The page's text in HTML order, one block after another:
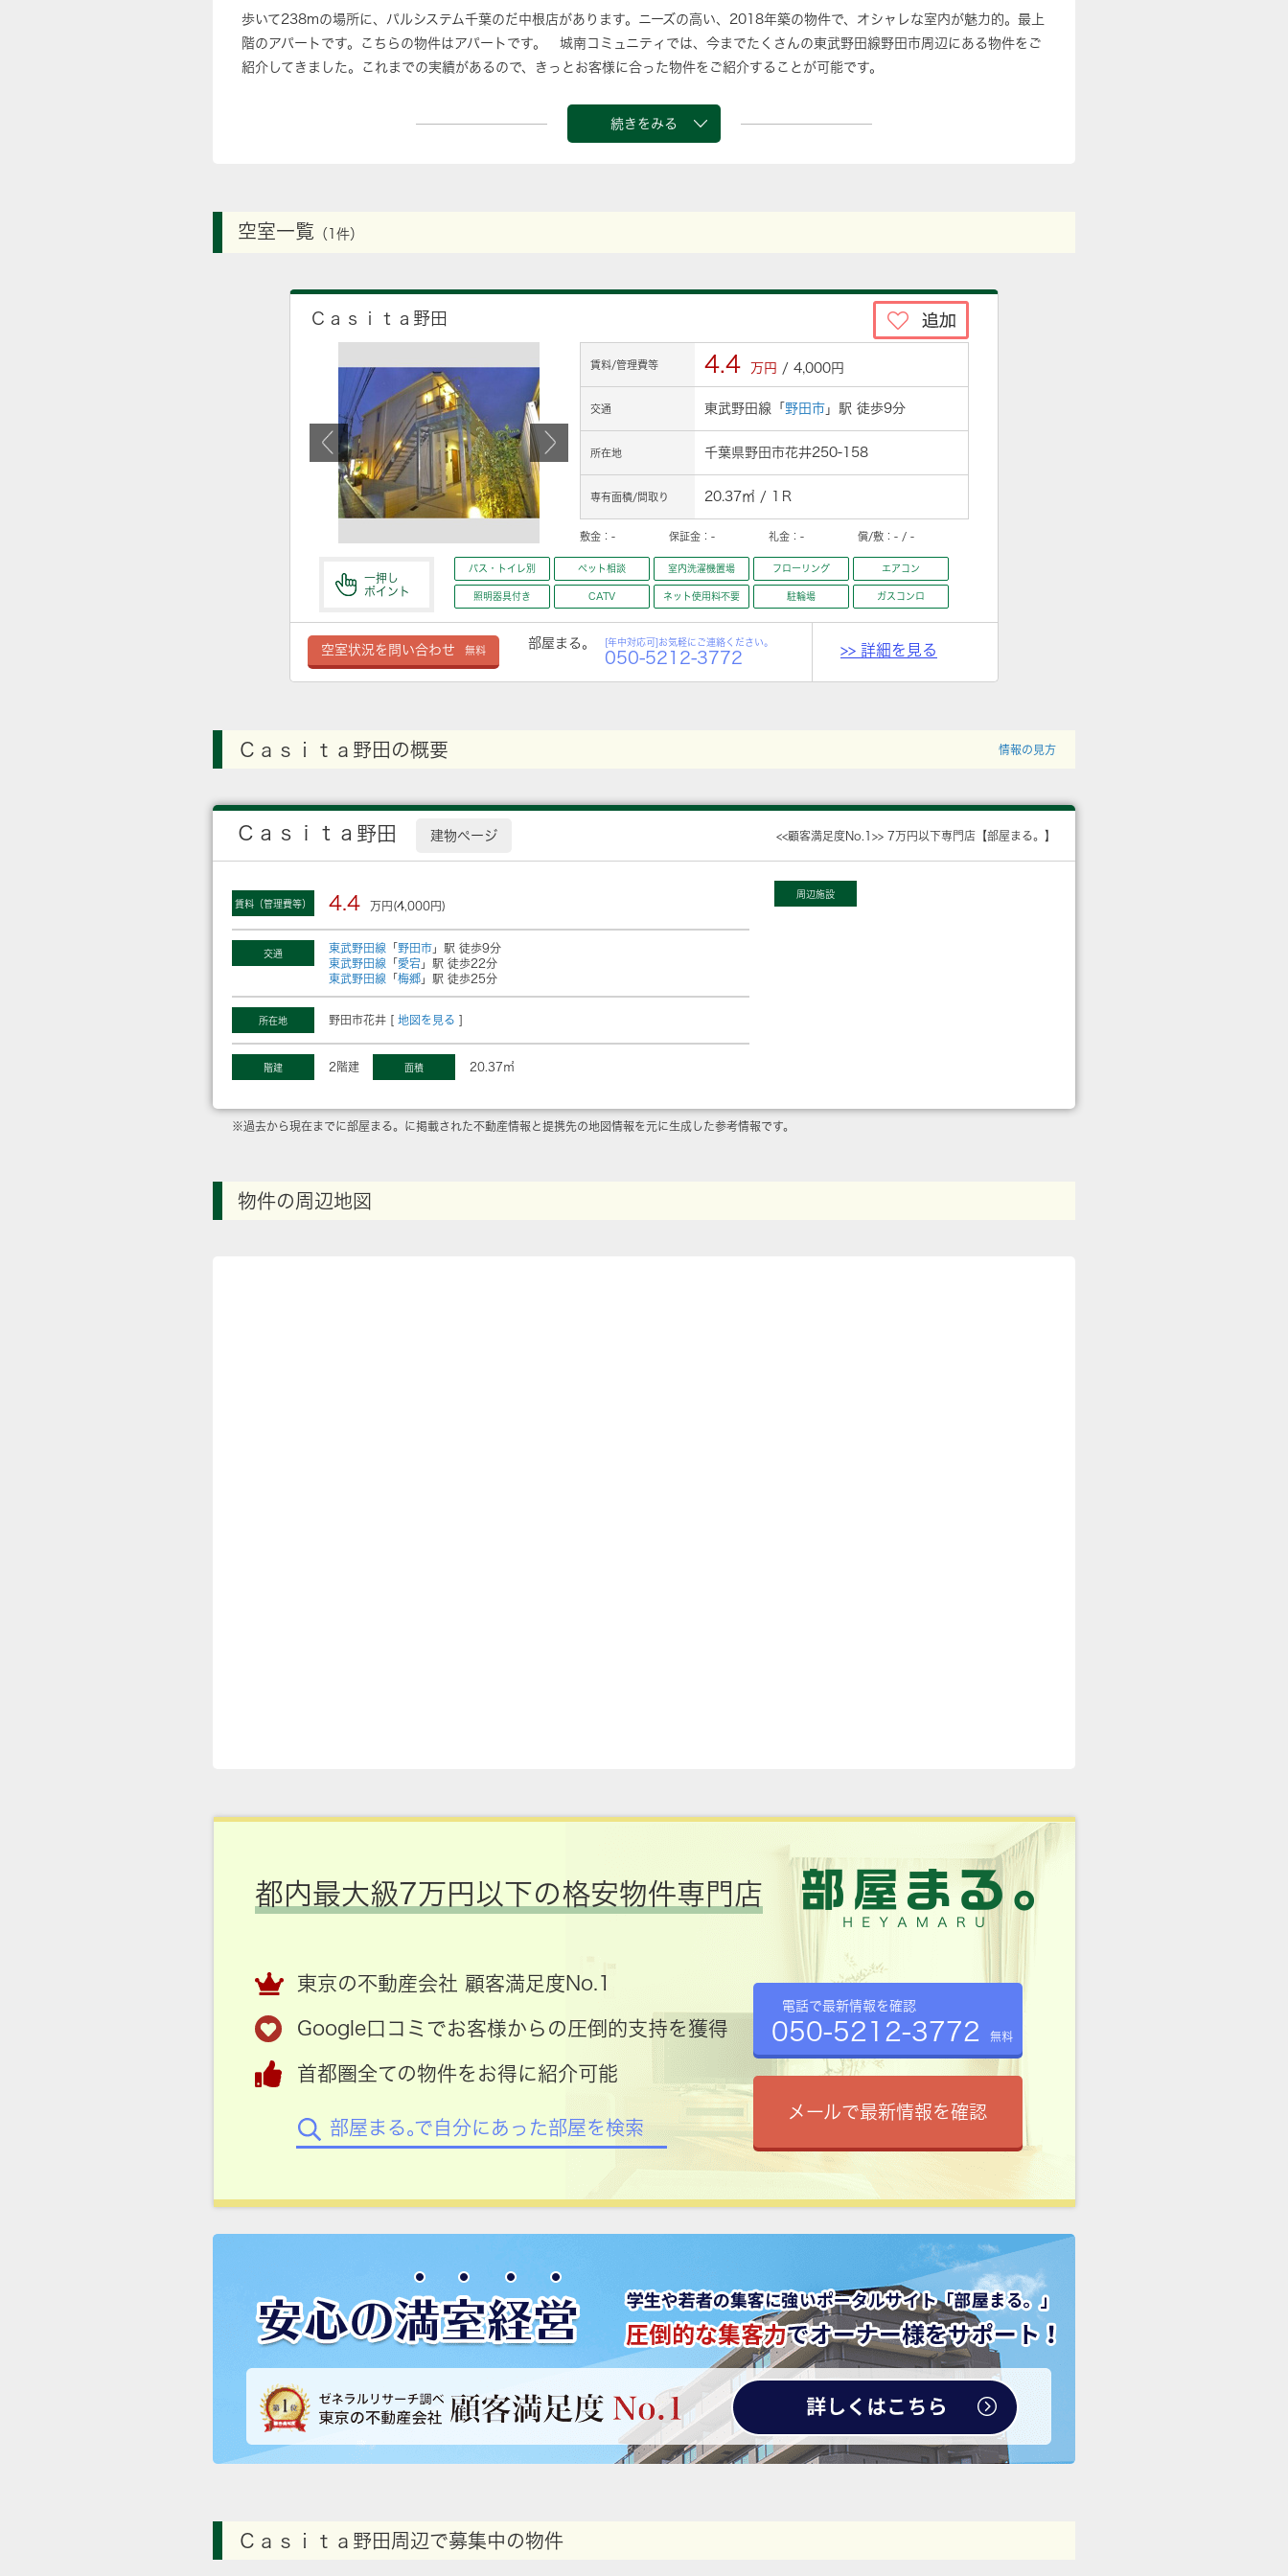
歩いて238mの場所に、パルシステム千葉のだ中根店があります。ニーズの高い、2018年築の物件で、オシャレな室内が魅力的。最上
階のアパートです。こちらの物件はアパートです。 城南コミュニティでは、今までたくさんの東武野田線野田市周辺にある物件をご
紹介してきました。これまでの実績があるので、きっとお客様に合った物件をご紹介することが可能です。
続きをみる
空室一覧 （1件）
Ｃａｓｉｔａ野田
賃料/管理費等 4.4 万円 / 4,000円
交通 東武野田線「 野田市 」駅 徒歩9分
所在地 千葉県野田市花井250-158
専有面積/間取り 20.37㎡ / 1Ｒ
敷金： - 保証金： - 礼金： - 償/敷： - / -
一押し
ポイント
バス・トイレ別 ペット相談 室内洗濯機置場 フローリング エアコン
照明器具付き CATV ネット使用料不要 駐輪場 ガスコンロ
空室状況を問い合わせ 無料
部屋まる。 [年中対応可]お気軽にご連絡ください。
050-5212-3772 >> 詳細を見る
Ｃａｓｉｔａ野田の概要 情報の見方
Ｃａｓｉｔａ野田 建物ページ <<顧客満足度No.1>> 7万円以下専門店【部屋まる。】
賃料（管理費等） 4.4 万円(4,000円)
交通 東武野田線 「 野田市 」駅 徒歩9分
東武野田線 「 愛宕 」駅 徒歩22分
東武野田線 「 梅郷 」駅 徒歩25分
所在地 野田市花井 [ 地図を見る ]
階建 2階建 面積 20.37㎡
周辺施設
※過去から現在までに部屋まる。に掲載された不動産情報と提携先の地図情報を元に生成した参考情報です。
物件の周辺地図
都内最大級7万円以下の格安物件専門店
東京の不動産会社 顧客満足度No.1
Google口コミでお客様からの圧倒的支持を獲得
首都圏全ての物件をお得に紹介可能
部屋まる。で自分にあった部屋を検索
電話で最新情報を確認
050-5212-3772 無料
メールで最新情報を確認
Ｃａｓｉｔａ野田周辺で募集中の物件